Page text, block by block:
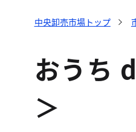
中央卸売市場トップ
おうち
＞